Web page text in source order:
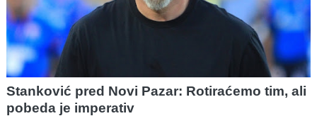
Stanković pred Novi Pazar: Rotiraćemo tim, ali
pobeda je imperativ